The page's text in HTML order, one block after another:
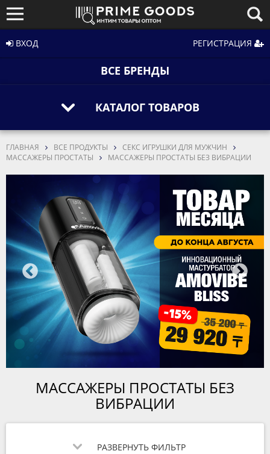
ВХОД РЕГИСТРАЦИЯ
ВСЕ БРЕНДЫ
КАТАЛОГ ТОВАРОВ
ГЛАВНАЯ ВСЕ ПРОДУКТЫ
СЕКС ИГРУШКИ ДЛЯ МУЖЧИН
МАССАЖЕРЫ ПРОСТАТЫ
МАССАЖЕРЫ ПРОСТАТЫ БЕЗ ВИБРАЦИИ
МАССАЖЕРЫ ПРОСТАТЫ БЕЗ
ВИБРАЦИИ
РАЗВЕРНУТЬ ФИЛЬТР